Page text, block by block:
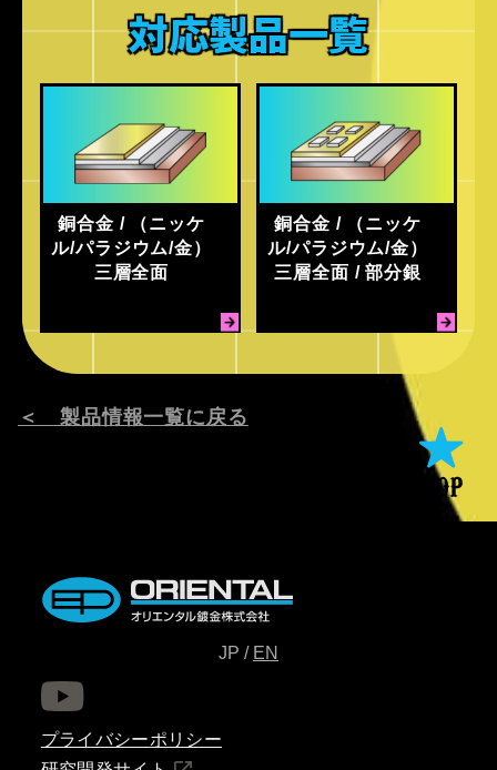
対応製品一覧
銅合金 / （ニッケ
ル/パラジウム/金）
三層全面
銅合金 / （ニッケ
ル/パラジウム/金）
三層全面 / 部分銀
＜ 製品情報一覧に戻る
JP / EN
プライバシーポリシー